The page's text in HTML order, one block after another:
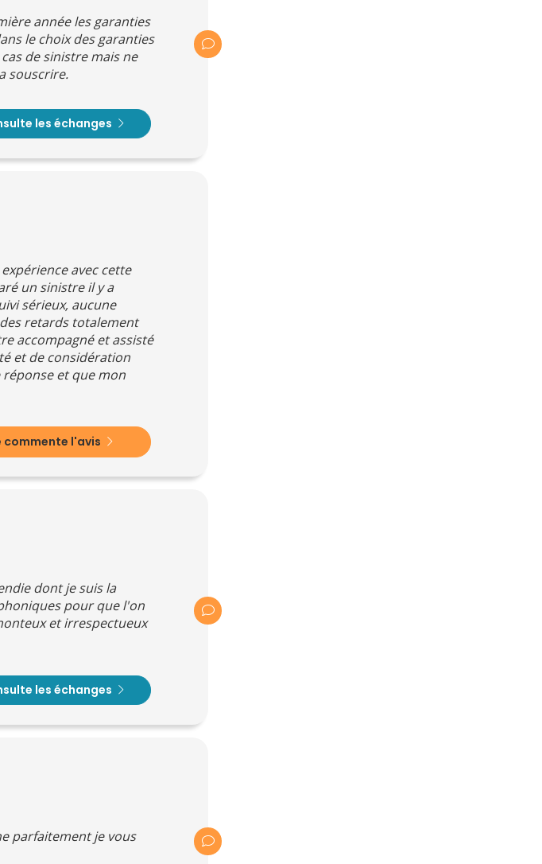
année les garanties
le choix des garanties
de sinistre mais ne
souscrire.
les échanges
avec cette
un sinistre il y a
sérieux, aucune
retards totalement
accompagné et assisté
et de considération
et que mon
commente l'avis
dont je suis la
pour que l'on
et irrespectueux
les échanges
parfaitement je vous